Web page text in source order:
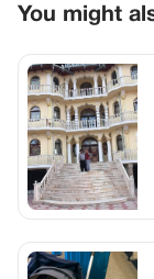
You might